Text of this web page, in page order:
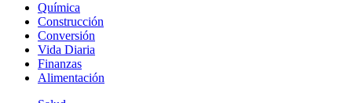
Química
Construcción
Conversión
Vida Diaria
Finanzas
Alimentación